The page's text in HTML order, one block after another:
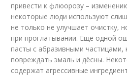
привести к флюорозу –
некоторые люди используют
не только не улучшает очистку,
при проглатывании. Ещё одной
пасты с абразивными частицами,
повреждать эмаль и дёсны.
содержат агрессивные